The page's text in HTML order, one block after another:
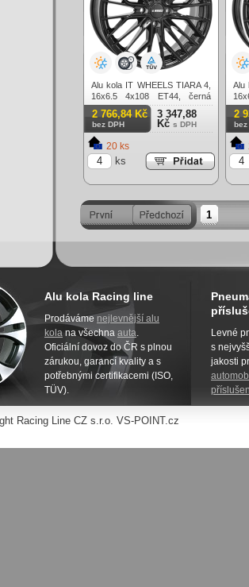
Alu kola IT WHEELS TIARA 4,
16x6.5 4x108 ET44, černá
lesklá
2 766,84 Kč
bez DPH
3 347,88
Kč s DPH
20 ks
ks
Alu
2
bez
1
Alu kola Racing line
Prodáváme nejlevnější alu
kola na všechna auta.
Oficiální dovoz do ČR s plnou
zárukou, garancí kvality a s
potřebnými certifikacemi (ISO,
TÜV).
Levné
s
jakosti
Racing Line CZ s.r.o. VS-POINT.cz